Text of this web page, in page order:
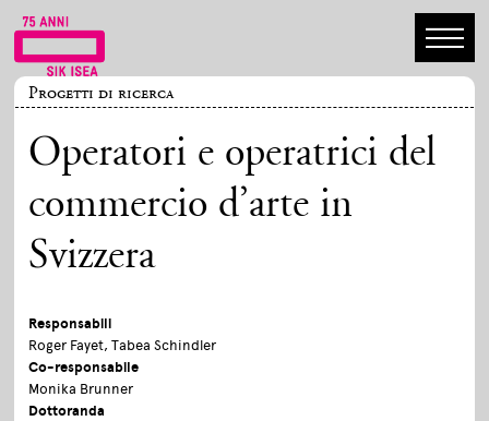
Progetti di ricerca
Operatori e operatrici del
commercio d’arte in
Svizzera
Responsabili
Roger Fayet, Tabea Schindler
Co-responsabile
Monika Brunner
Dottoranda